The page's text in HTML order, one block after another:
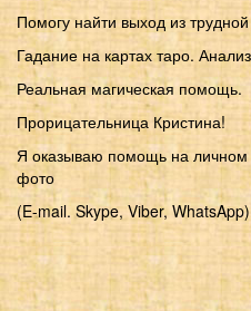
Помогу найти выход из
Гадание на картах таро.
Реальная магическая помощь.
Прорицательница Кристина!
Я оказываю помощь на личном
фото
(E-mail. Skype, Viber,